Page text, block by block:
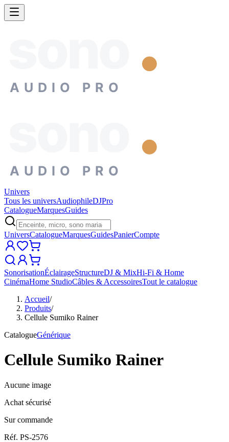
AUDIO PRO
AUDIO PRO
Univers
Tous les universAudiophileDJPro
CatalogueMarquesGuides
UniversCatalogueMarquesGuidesPanierCompte
SonorisationÉclairageStructureDJ & MixHi-Fi & Home
CinémaHome StudioCâbles & AccessoiresTout le catalogue
Accueil/
Produits/
Cellule Sumiko Rainer
CatalogueGénérique
Cellule Sumiko Rainer
Aucune image
Achat sécurisé
Sur commande
Réf. PS-2576